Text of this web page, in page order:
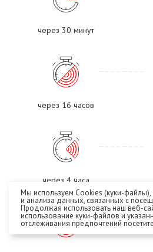
Мы используем Cookies (куки-файлы),
и анализа данных, связанных с
Продолжая использовать наш веб-
использование куки-файлов и
отслеживания предпочтений
через 30 минут
через 16 часов
через 4 часа